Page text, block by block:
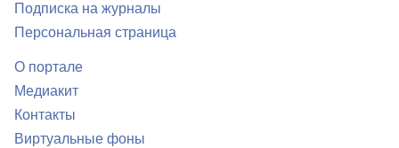
Подписка на журналы
Персональная страница
О портале
Медиакит
Контакты
Виртуальные фоны